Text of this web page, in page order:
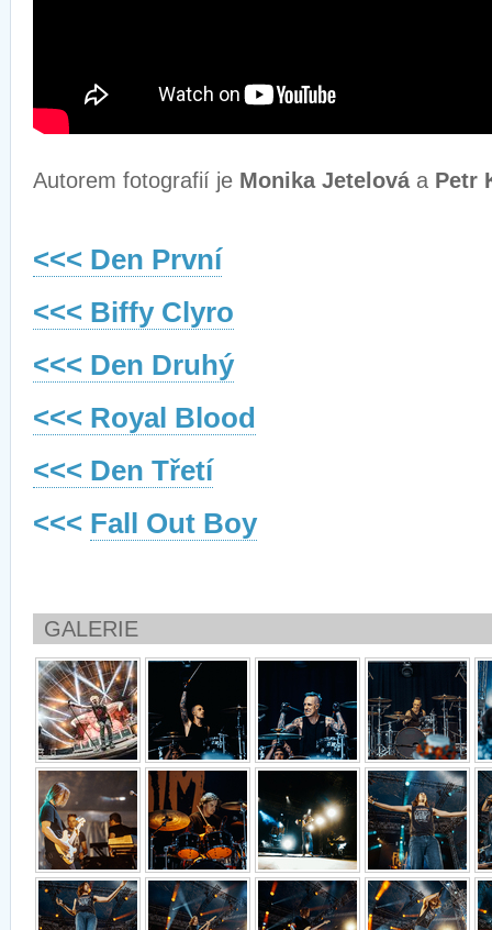
Autorem fotografií je Monika Jetelová a Petr
<<< Den První
<<< Biffy Clyro
<<< Den Druhý
<<< Royal Blood
<<< Den Třetí
<<< Fall Out Boy
GALERIE